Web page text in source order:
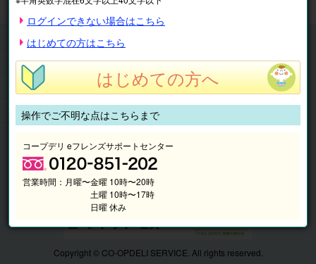
抽選結果
請求内容
チケット
くらしのサービス
このサイトの使い方
マイページ
Copyright © CO-OPDELI SERVICE. All rights reserved.
ログインできない場合はこちら
はじめての方はこちら
はじめての方へ
操作でご不明な点はこちらまで
コープデリ eフレンズサポートセンター
営業時間： 月曜〜金曜 10時〜20時
土曜 10時〜17時
日曜 休み